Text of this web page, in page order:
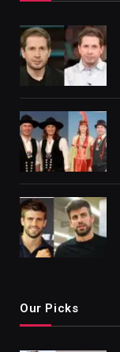
Our Picks